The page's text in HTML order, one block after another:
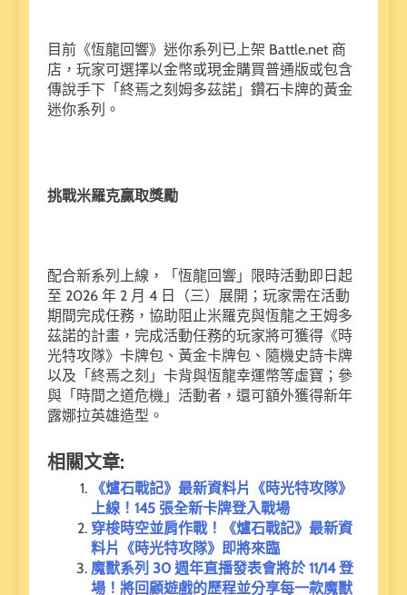
目前《恆龍回響》迷你系列已上架 Battle.net 商
店，玩家可選擇以金幣或現金購買普通版或包含
傳說手下「終焉之刻姆多茲諾」鑽石卡牌的黃金
迷你系列。
挑戰米羅克贏取獎勵
配合新系列上線，「恆龍回響」限時活動即日起
至 2026 年 2 月 4 日（三）展開；玩家需在活動
期間完成任務，協助阻止米羅克與恆龍之王姆多
茲諾的計畫，完成活動任務的玩家將可獲得《時
光特攻隊》卡牌包、黃金卡牌包、隨機史詩卡牌
以及「終焉之刻」卡背與恆龍幸運幣等虛寶；參
與「時間之道危機」活動者，還可額外獲得新年
露娜拉英雄造型。
相關文章:
《爐石戰記》最新資料片《時光特攻隊》
上線！145 張全新卡牌登入戰場
穿梭時空並肩作戰！《爐石戰記》最新資
料片《時光特攻隊》即將來臨
魔獸系列 30 週年直播發表會將於 11/14 登
場！將回顧遊戲的歷程並分享每一款魔獸